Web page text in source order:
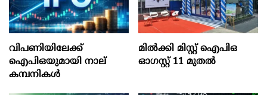
വിപണിയിലേക്ക്
ഐപിഒയുമായി നാല്
കമ്പനികൾ
മില്‍ക്കി മിസ്റ്റ്‌ ഐപിഒ
ഓഗസ്റ്റ്‌ 11 മുതല്‍